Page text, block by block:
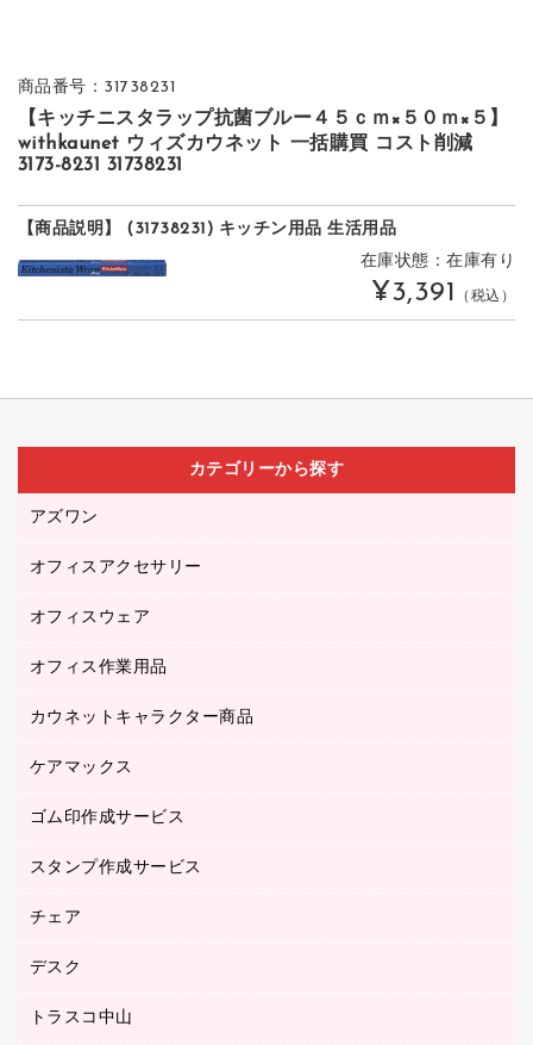
商品番号：31738231
【キッチニスタラップ抗菌ブルー４５ｃｍ×５０ｍ×５】
withkaunet ウィズカウネット 一括購買 コスト削減
3173-8231 31738231
【商品説明】 (31738231) キッチン用品 生活用品
在庫状態：在庫有り
¥3,391 （税込）
カテゴリーから探す
アズワン
医療・介護用品（食品・飲料・食添製品）
研究・環境管理用品
オフィスアクセサリー
オフィスアクセサリー
オフィスウェア
アウター
ブラウス・シャツ
オフィス作業用品
ペット用品
倉庫収納用品
台車・脚立
梱包用テープ
梱包用品
カウネットキャラクター商品
カウネットキャラクター商品
ケアマックス
医療・介護用品（食品・飲料・食添製品）
ゴム印作成サービス
ゴム印作成サービス
スタンプ作成サービス
カウネットスタンプ作成サービス
チェア
オフィスチェア
ミーティングチェア
デスク
カウンター
トラスコ中山